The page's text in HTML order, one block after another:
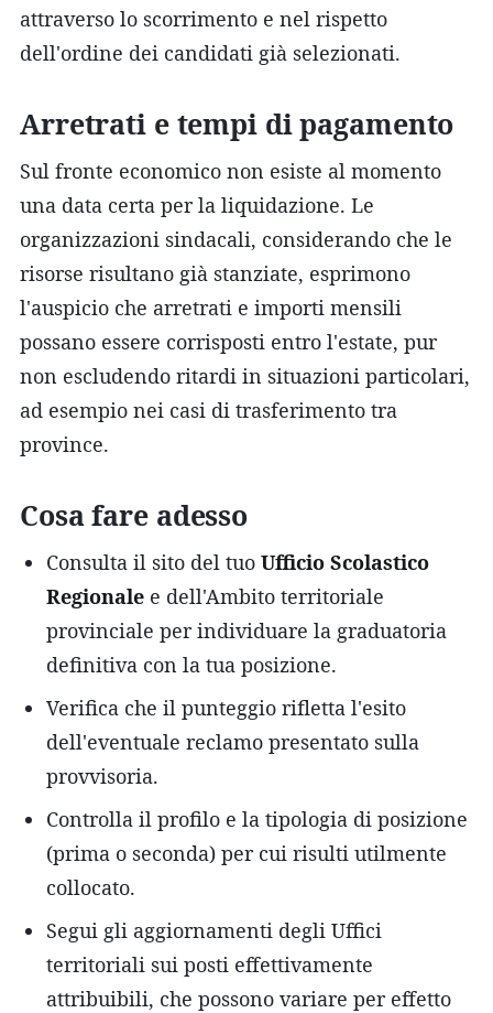
attraverso lo scorrimento e nel rispetto
dell'ordine dei candidati già selezionati.
Arretrati e tempi di pagamento
Sul fronte economico non esiste al momento
una data certa per la liquidazione. Le
organizzazioni sindacali, considerando che le
risorse risultano già stanziate, esprimono
l'auspicio che arretrati e importi mensili
possano essere corrisposti entro l'estate, pur
non escludendo ritardi in situazioni particolari,
ad esempio nei casi di trasferimento tra
province.
Cosa fare adesso
Consulta il sito del tuo Ufficio Scolastico
Regionale e dell'Ambito territoriale
provinciale per individuare la graduatoria
definitiva con la tua posizione.
Verifica che il punteggio rifletta l'esito
dell'eventuale reclamo presentato sulla
provvisoria.
Controlla il profilo e la tipologia di posizione
(prima o seconda) per cui risulti utilmente
collocato.
Segui gli aggiornamenti degli Uffici
territoriali sui posti effettivamente
attribuibili, che possono variare per effetto